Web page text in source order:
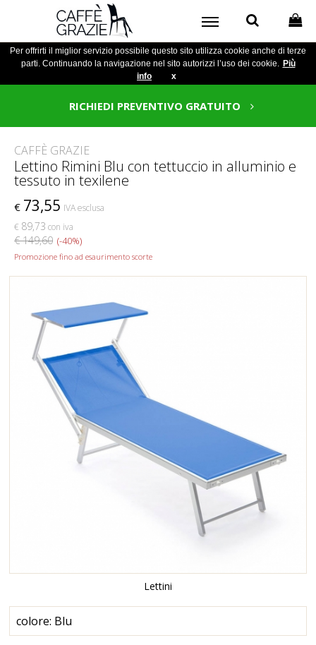
Per offrirti il miglior servizio possibile questo sito utilizza cookie anche di terze
parti. Continuando la navigazione nel sito autorizzi l’uso dei cookie. Più
info
x
RICHIEDI PREVENTIVO GRATUITO
CAFFÈ GRAZIE
Lettino Rimini Blu con tettuccio in alluminio e
tessuto in texilene
€ 73,55 IVA esclusa
€ 89,73 con iva
€ 149,60 (-40%)
Promozione fino ad esaurimento scorte
Lettini
colore: Blu